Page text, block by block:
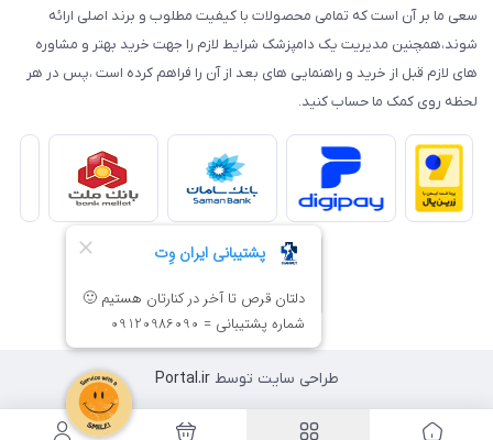
سعی ما بر آن است که تمامی محصولات با کیفیت مطلوب و برند اصلی ارائه
شوند،همچنین مدیریت یک دامپزشک شرایط لازم را جهت خرید بهتر و مشاوره
های لازم قبل از خرید و راهنمایی های بعد از آن را فراهم کرده است ،پس در هر
لحظه روی کمک ما حساب کنید.
طراحی سایت توسطPortal.ir